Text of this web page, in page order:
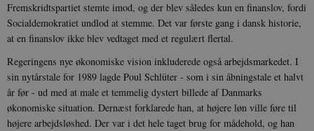
Fremskridtspartiet stemte imod, og der blev således kun en finanslov, fordi
Socialdemokratiet undlod at stemme. Det var første gang i dansk historie,
at en finanslov ikke blev vedtaget med et regulært flertal.
Regeringens nye økonomiske vision inkluderede også arbejdsmarkedet. I
sin nytårstale for 1989 lagde Poul Schlüter - som i sin åbningstale et halvt
år før - ud med at male et temmelig dystert billede af Danmarks
økonomiske situation. Dernæst forklarede han, at højere løn ville føre til
højere arbejdsløshed. Der var i det hele taget brug for mådehold, og han